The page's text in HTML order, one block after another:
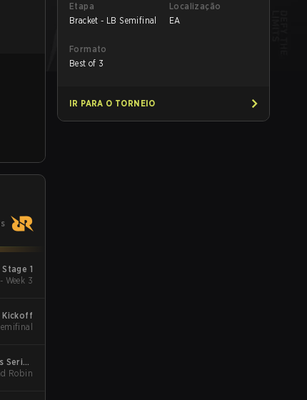
1
Week 3
Kickoff
Asia
Robin
Etapa
Bracket - LB Semifinal
Localização
EA
Formato
Best of 3
IR PARA O TORNEIO